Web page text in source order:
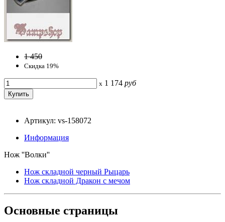
1 450
Скидка 19%
x 1 174 руб
Артикул: vs-158072
Информация
Нож ''Волки''
Нож складной черный Рыцарь
Нож складной Дракон с мечом
Основные страницы